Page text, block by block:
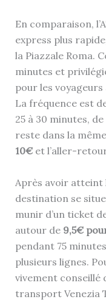
En comparaison,
express plus
la Piazzale Roma.
minutes et
pour les voyageurs
La fréquence est
25 à 30 minutes,
reste dans la
10€et l’aller-
Après avoir atteint
destination se
munir d’un ticket
autour de 9,5€
pendant 75
plusieurs lignes.
vivement conseillé
transport Venezia